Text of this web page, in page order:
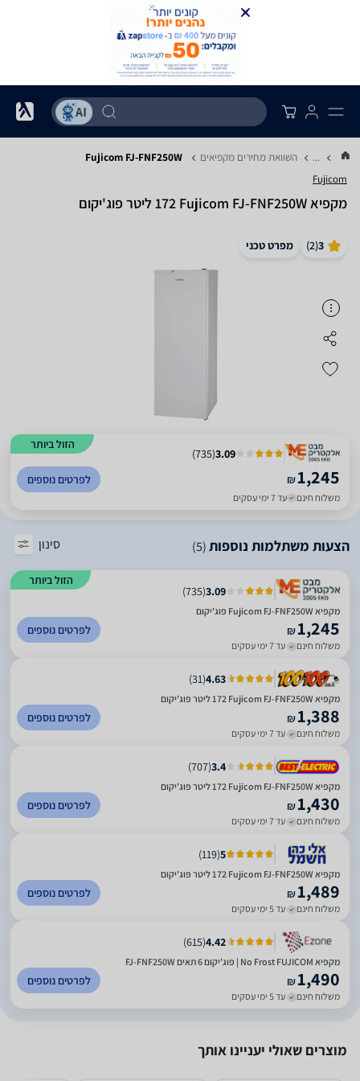
... השוואת מחירים מקפיאים Fujicom FJ-FNF250W
Fujicom
מקפיא Fujicom FJ-FNF250W ‏172 ‏ליטר פוג'יקום
3
(
2
) מפרט טכני
הזול ביותר
3.09
(
735
)
₪1,245
משלוח חינם עד 7 ימי עסקים
לפרטים נוספים
הצעות משתלמות נוספות(5) סינון
הזול ביותר
3.09
(
735
)
מקפיא Fujicom FJ-FNF250W פוג'יקום
₪1,245
משלוח חינם עד 7 ימי עסקים
לפרטים נוספים
4.63
(
31
)
מקפיא Fujicom FJ-FNF250W ‏172 ‏ליטר פוג'יקום
₪1,388
משלוח חינם עד 7 ימי עסקים
לפרטים נוספים
3.4
(
707
)
מקפיא Fujicom FJ-FNF250W ‏172 ‏ליטר פוג'יקום
₪1,430
משלוח חינם עד 7 ימי עסקים
לפרטים נוספים
5
(
119
)
מקפיא Fujicom FJ-FNF250W ‏172 ‏ליטר פוג'יקום
₪1,489
משלוח חינם עד 5 ימי עסקים
לפרטים נוספים
4.42
(
615
)
מקפיא No Frost FUJICOM | פוג'יקום 6 תאים FJ-FNF250W
₪1,490
משלוח חינם עד 5 ימי עסקים
לפרטים נוספים
מוצרים שאולי יעניינו אותך